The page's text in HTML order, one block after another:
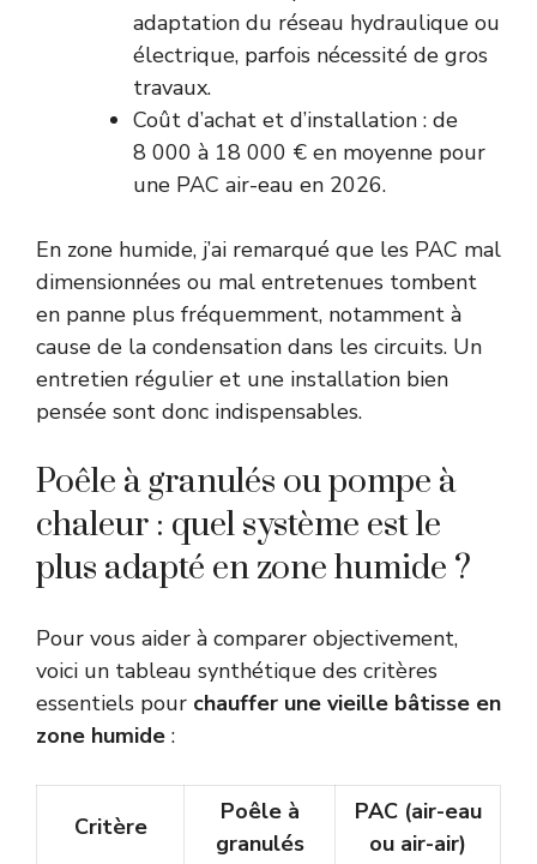
adaptation du réseau hydraulique ou
électrique, parfois nécessité de gros
travaux.
Coût d’achat et d’installation : de
8 000 à 18 000 € en moyenne pour
une PAC air-eau en 2026.
En zone humide, j’ai remarqué que les PAC mal
dimensionnées ou mal entretenues tombent
en panne plus fréquemment, notamment à
cause de la condensation dans les circuits. Un
entretien régulier et une installation bien
pensée sont donc indispensables.
Poêle à granulés ou pompe à
chaleur : quel système est le
plus adapté en zone humide ?
Pour vous aider à comparer objectivement,
voici un tableau synthétique des critères
essentiels pour chauffer une vieille bâtisse en
zone humide :
Critère
Poêle à
granulés
PAC (air-eau
ou air-air)